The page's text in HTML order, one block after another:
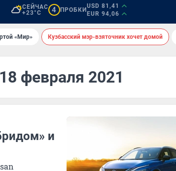
СЕЙЧАС
+23°C
4 ПРОБКИ
USD 81,41
EUR 94,06
«Мир» Кузбасский мэр-взяточник хочет домой
февраля 2021
и